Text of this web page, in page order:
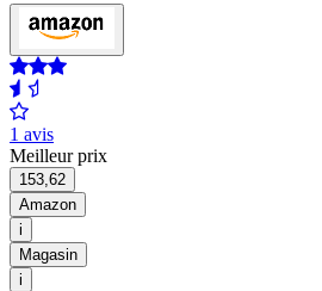
1 avis
Meilleur prix
153,62
Amazon
i
Magasin
i